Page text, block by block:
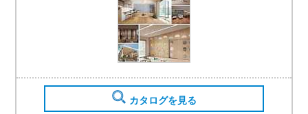
カタログを見る